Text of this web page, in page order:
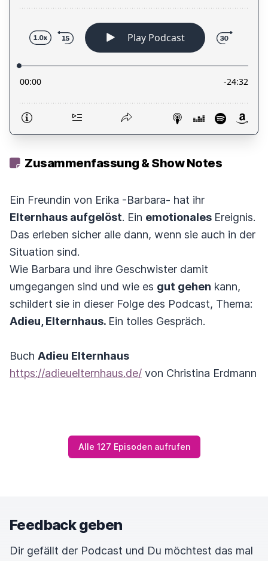
Zusammenfassung & Show Notes
Ein Freundin von Erika -Barbara- hat ihr
Elternhaus aufgelöst. Ein emotionales Ereignis.
Das erleben sicher alle dann, wenn sie auch in der
Situation sind.
Wie Barbara und ihre Geschwister damit
umgegangen sind und wie es gut gehen kann,
schildert sie in dieser Folge des Podcast, Thema:
Adieu, Elternhaus. Ein tolles Gespräch.
Buch Adieu Elternhaus
https://adieuelternhaus.de/ von Christina Erdmann
Alle 127 Episoden aufrufen
Feedback geben
Dir gefällt der Podcast und Du möchtest das mal